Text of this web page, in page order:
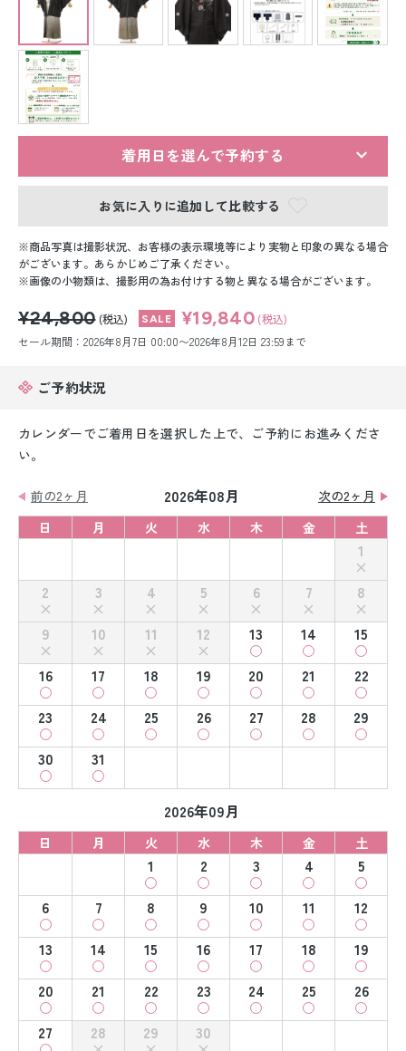
ジュニア洋装レンタル
ベビー洋装レンタル
紋付袴レンタル
男性礼装レンタル
スーツレンタル
色打掛&紋付袴レンタル
白無垢&紋付袴レンタル
着用日を選んで予約する
お気に入りに追加して比較する
商品写真は撮影状況、お客様の表示環境等により実物と印象の異なる場合
がございます。あらかじめご了承ください。
画像の小物類は、撮影用の為お付けする物と異なる場合がございます。
¥24,800 (税込) ¥19,840 (税込)
セール期間：2026年8月7日 00:00〜2026年8月12日 23:59まで
ご予約状況
カレンダーでご着用日を選択した上で、ご予約にお進みくださ
い。
前の2ヶ月 2026年08月
次の2ヶ月
日
月 火 水 木 金 土
1
2
3 4 5 6 7
8
9
10 11 12 13 14
15
16
17 18 19 20 21
22
23
24 25 26 27 28
29
30
31
2026年09月
日 月 火 水 木 金 土
1 2 3 4
5
6
7 8 9 10 11
12
13
14 15 16 17 18
19
20
21 22 23 24 25
26
27
28 29 30